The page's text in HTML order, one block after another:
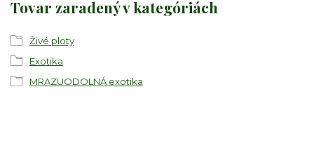
Tovar zaradený v kategóriách
Živé ploty
Exotika
MRAZUODOLNÁ exotika